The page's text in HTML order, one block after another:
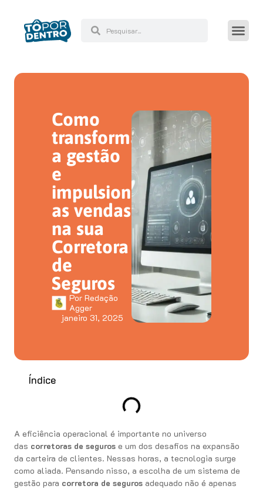
Como
transformar
a gestão
e
impulsionar
as vendas
na sua
Corretora
de
Seguros
Por Redação
Agger
janeiro 31, 2025
Índice
A eficiência operacional é importante no universo
das corretoras de seguros e um dos desafios na expansão
da carteira de clientes. Nessas horas, a tecnologia surge
como aliada. Pensando nisso, a escolha de um sistema de
gestão para corretora de seguros adequado não é apenas